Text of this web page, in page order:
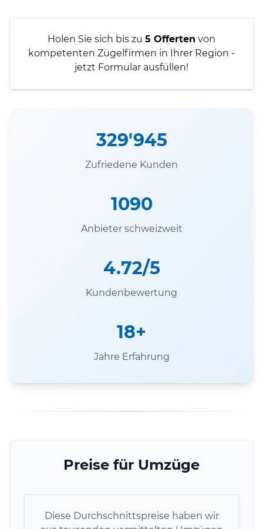
Holen Sie sich bis zu 5 Offerten von
kompetenten Zügelfirmen in Ihrer Region -
jetzt Formular ausfüllen!
329'945
Zufriedene Kunden
1090
Anbieter schweizweit
4.72/5
Kundenbewertung
18+
Jahre Erfahrung
Preise für Umzüge
Diese Durchschnittspreise haben wir